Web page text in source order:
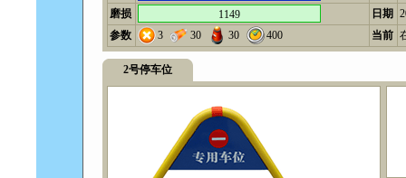
磨损
1149 日期
参数
3 30 30 400 当前
2号停车位